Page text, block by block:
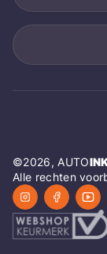
©2026, AUTO
Alle rechten